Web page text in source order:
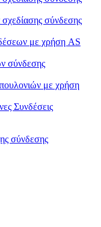
σύνδεσης
με χρήση AS
σύνδεσης
με χρήση
Συνδέσεις
σύνδεσης